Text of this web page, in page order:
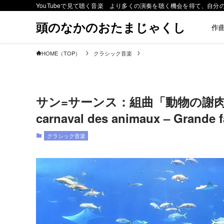
YouTubeで見て聴く音楽 より多くの演奏を聴く機会を得て、自分
頭のなかのおたまじゃくし 作
HOME（TOP） クラシック音楽
サン=サーンス：組曲「動物の謝
carnaval des animaux –
クラシック音楽